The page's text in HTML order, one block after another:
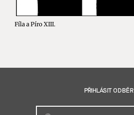
Fíla a Píro XIII.
PŘIHLÁSIT ODBĚR